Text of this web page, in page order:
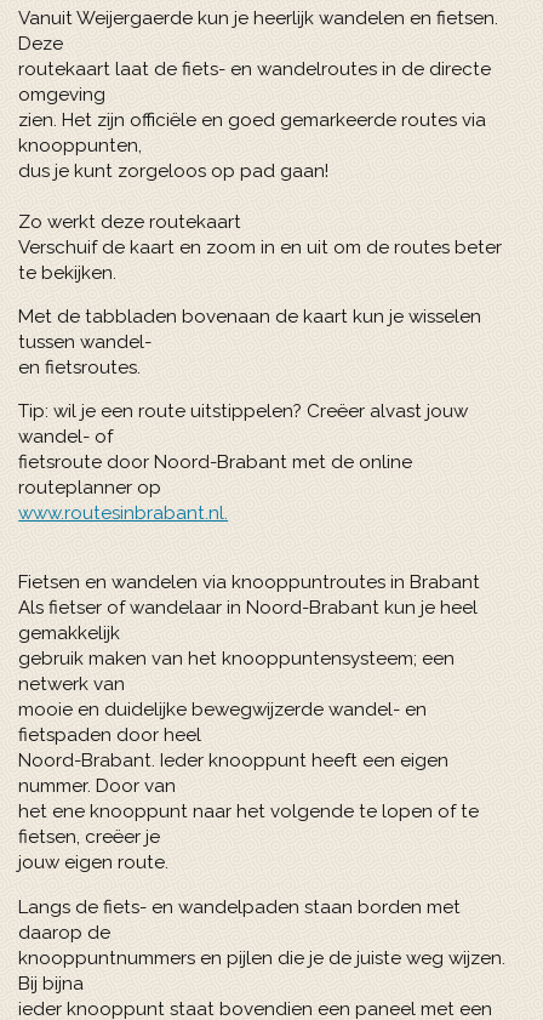
Vanuit Weijergaerde kun je heerlijk wandelen en fietsen.
Deze
routekaart laat de fiets- en wandelroutes in de directe
omgeving
zien. Het zijn officiële en goed gemarkeerde routes via
knooppunten,
dus je kunt zorgeloos op pad gaan!
Zo werkt deze routekaart
Verschuif de kaart en zoom in en uit om de routes beter
te bekijken.
Met de tabbladen bovenaan de kaart kun je wisselen
tussen wandel-
en fietsroutes.
Tip: wil je een route uitstippelen? Creëer alvast jouw
wandel- of
fietsroute door Noord-Brabant met de online
routeplanner op
www.routesinbrabant.nl.
Fietsen en wandelen via knooppuntroutes in Brabant
Als fietser of wandelaar in Noord-Brabant kun je heel
gemakkelijk
gebruik maken van het knooppuntensysteem; een
netwerk van
mooie en duidelijke bewegwijzerde wandel- en
fietspaden door heel
Noord-Brabant. Ieder knooppunt heeft een eigen
nummer. Door van
het ene knooppunt naar het volgende te lopen of te
fietsen, creëer je
jouw eigen route.
Langs de fiets- en wandelpaden staan borden met
daarop de
knooppuntnummers en pijlen die je de juiste weg wijzen.
Bij bijna
ieder knooppunt staat bovendien een paneel met een